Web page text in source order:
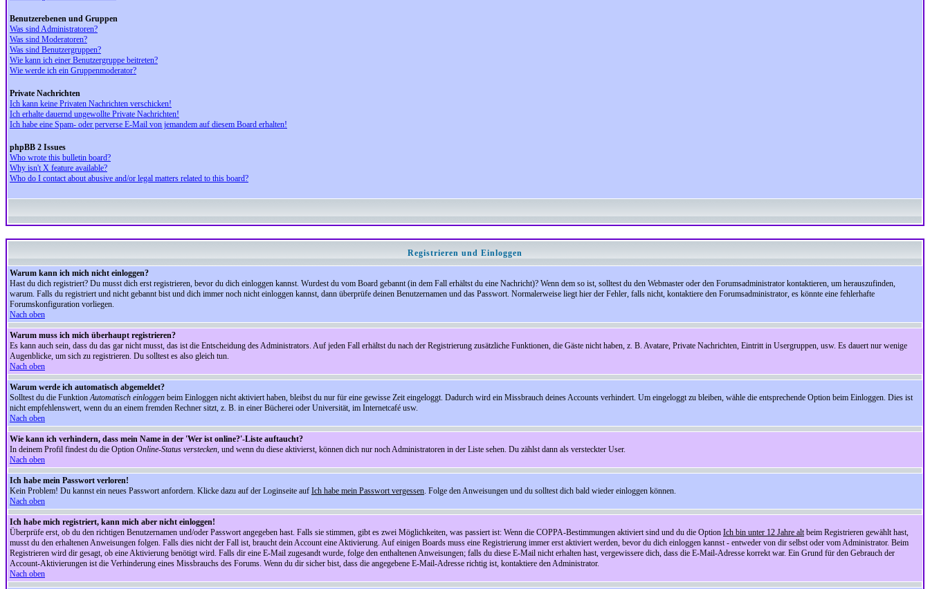
Benutzerebenen und Gruppen
Was sind Administratoren?
Was sind Moderatoren?
Was sind Benutzergruppen?
Wie kann ich einer Benutzergruppe beitreten?
Wie werde ich ein Gruppenmoderator?
Private Nachrichten
Ich kann keine Privaten Nachrichten verschicken!
Ich erhalte dauernd ungewollte Private Nachrichten!
Ich habe eine Spam- oder perverse E-Mail von jemandem auf diesem Board erhalten!
phpBB 2 Issues
Who wrote this bulletin board?
Why isn't X feature available?
Who do I contact about abusive and/or legal matters related to this board?
Registrieren und Einloggen
Warum kann ich mich nicht einloggen?
Hast du dich registriert? Du musst dich erst registrieren, bevor du dich einloggen kannst. Wurdest du vom Board gebannt (in dem Fall erhältst du eine Nachricht)? Wenn dem so ist, solltest du den Webmaster oder den Forumsadministrator kontaktieren, um herauszufinden,
warum. Falls du registriert und nicht gebannt bist und dich immer noch nicht einloggen kannst, dann überprüfe deinen Benutzernamen und das Passwort. Normalerweise liegt hier der Fehler, falls nicht, kontaktiere den Forumsadministrator, es könnte eine fehlerhafte
Forumskonfiguration vorliegen.
Nach oben
Warum muss ich mich überhaupt registrieren?
Es kann auch sein, dass du das gar nicht musst, das ist die Entscheidung des Administrators. Auf jeden Fall erhältst du nach der Registrierung zusätzliche Funktionen, die Gäste nicht haben, z. B. Avatare, Private Nachrichten, Eintritt in Usergruppen, usw. Es dauert nur wenige
Augenblicke, um sich zu registrieren. Du solltest es also gleich tun.
Nach oben
Warum werde ich automatisch abgemeldet?
Solltest du die FunktionAutomatisch einloggen beim Einloggen nicht aktiviert haben, bleibst du nur für eine gewisse Zeit eingeloggt. Dadurch wird ein Missbrauch deines Accounts verhindert. Um eingeloggt zu bleiben, wähle die entsprechende Option beim Einloggen. Dies ist
nicht empfehlenswert, wenn du an einem fremden Rechner sitzt, z. B. in einer Bücherei oder Universität, im Internetcafé usw.
Nach oben
Wie kann ich verhindern, dass mein Name in der 'Wer ist online?'-Liste auftaucht?
In deinem Profil findest du die Option Online-Status verstecken, und wenn du diese aktivierst, können dich nur noch Administratoren in der Liste sehen. Du zählst dann als versteckter User.
Nach oben
Ich habe mein Passwort verloren!
Kein Problem! Du kannst ein neues Passwort anfordern. Klicke dazu auf der Loginseite auf Ich habe mein Passwort vergessen. Folge den Anweisungen und du solltest dich bald wieder einloggen können.
Nach oben
Ich habe mich registriert, kann mich aber nicht einloggen!
Überprüfe erst, ob du den richtigen Benutzernamen und/oder Passwort angegeben hast. Falls sie stimmen, gibt es zwei Möglichkeiten, was passiert ist: Wenn die COPPA-Bestimmungen aktiviert sind und du die Option Ich bin unter 12 Jahre altbeim Registrieren gewählt hast,
musst du den erhaltenen Anweisungen folgen. Falls dies nicht der Fall ist, braucht dein Account eine Aktivierung. Auf einigen Boards muss eine Registrierung immer erst aktiviert werden, bevor du dich einloggen kannst - entweder von dir selbst oder vom Administrator. Beim
Registrieren wird dir gesagt, ob eine Aktivierung benötigt wird. Falls dir eine E-Mail zugesandt wurde, folge den enthaltenen Anweisungen; falls du diese E-Mail nicht erhalten hast, vergewissere dich, dass die E-Mail-Adresse korrekt war. Ein Grund für den Gebrauch der
Account-Aktivierungen ist die Verhinderung eines Missbrauchs des Forums. Wenn du dir sicher bist, dass die angegebene E-Mail-Adresse richtig ist, kontaktiere den Administrator.
Nach oben